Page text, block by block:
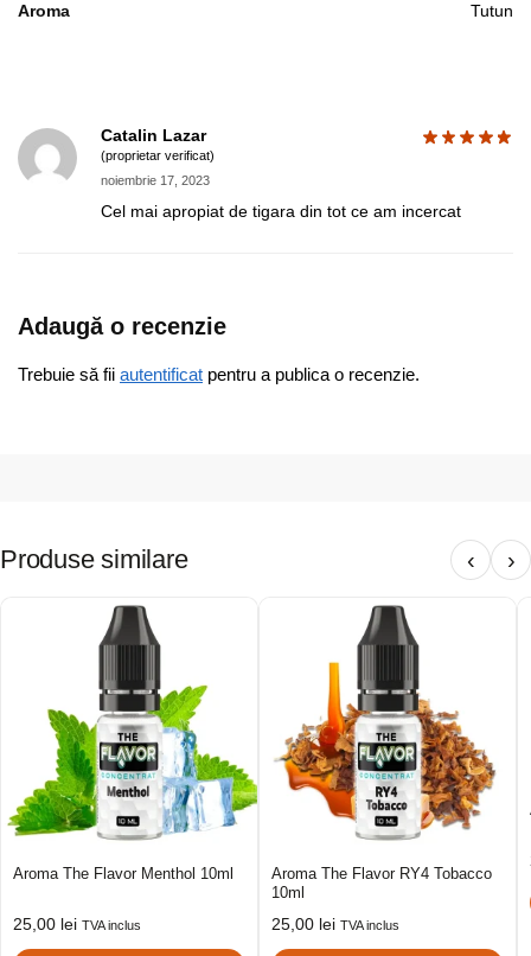
Aroma Tutun
Catalin Lazar
(proprietar verificat)
noiembrie 17, 2023
Cel mai apropiat de tigara din tot ce am incercat
Adaugă o recenzie
Trebuie să fii autentificat pentru a publica o recenzie.
Produse similare ‹ ›
Aroma The Flavor Menthol 10ml
25,00 lei TVA inclus
Aroma The Flavor RY4 Tobacco
10ml
25,00 lei TVA inclus